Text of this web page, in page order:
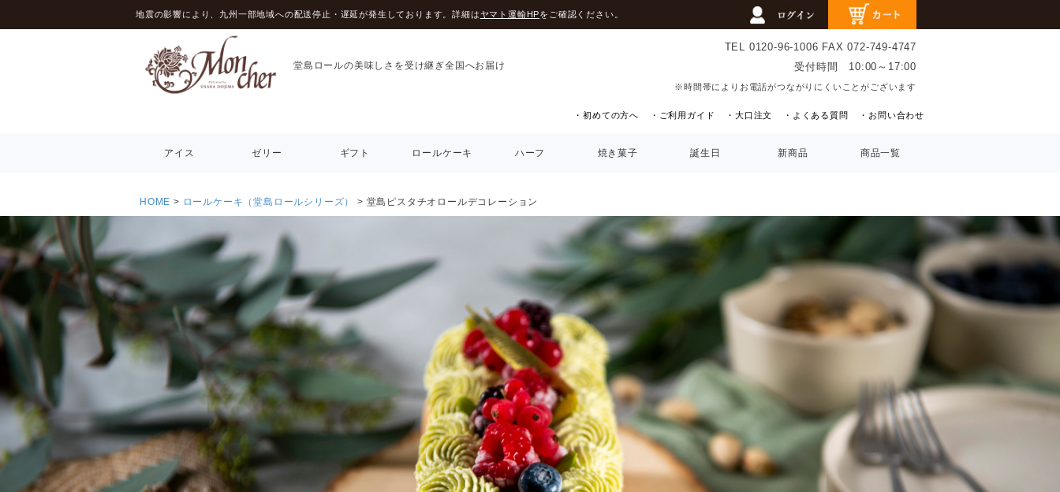
地震の影響により、九州一部地域への配送停止・遅延が発生しております。詳細はヤマト運輸HPをご確認ください。
堂島ロールの美味しさを受け継ぎ全国へお届け
TEL 0120-96-1006 FAX 072-749-4747
受付時間 10:00～17:00
※時間帯によりお電話がつながりにくいことがございます
・初めての方へ ・ご利用ガイド ・大口注文 ・よくある質問 ・お問い合わせ
アイス ゼリー ギフト ロールケーキ ハーフ 焼き菓子 誕生日 新商品 商品一覧
HOME ロールケーキ（堂島ロールシリーズ） 堂島ピスタチオロールデコレーション